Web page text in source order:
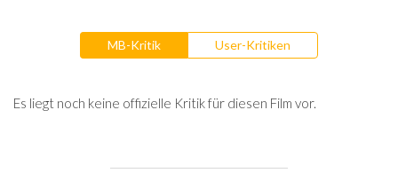
MB-Kritik User-Kritiken
Es liegt noch keine offizielle Kritik für diesen Film vor.